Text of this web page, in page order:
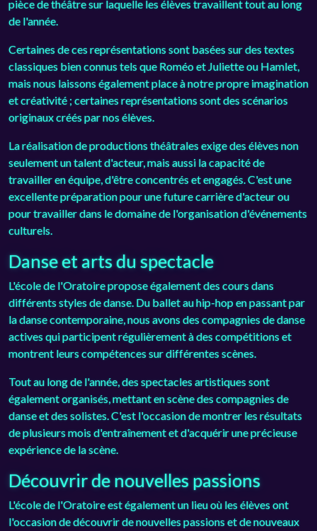
pièce de théâtre sur laquelle les élèves travaillent tout au long
de l'année.
Certaines de ces représentations sont basées sur des textes
classiques bien connus tels que Roméo et Juliette ou Hamlet,
mais nous laissons également place à notre propre imagination
et créativité ; certaines représentations sont des scénarios
originaux créés par nos élèves.
La réalisation de productions théâtrales exige des élèves non
seulement un talent d'acteur, mais aussi la capacité de
travailler en équipe, d'être concentrés et engagés. C'est une
excellente préparation pour une future carrière d'acteur ou
pour travailler dans le domaine de l'organisation d'événements
culturels.
Danse et arts du spectacle
L'école de l'Oratoire propose également des cours dans
différents styles de danse. Du ballet au hip-hop en passant par
la danse contemporaine, nous avons des compagnies de danse
actives qui participent régulièrement à des compétitions et
montrent leurs compétences sur différentes scènes.
Tout au long de l'année, des spectacles artistiques sont
également organisés, mettant en scène des compagnies de
danse et des solistes. C'est l'occasion de montrer les résultats
de plusieurs mois d'entraînement et d'acquérir une précieuse
expérience de la scène.
Découvrir de nouvelles passions
L'école de l'Oratoire est également un lieu où les élèves ont
l'occasion de découvrir de nouvelles passions et de nouveaux